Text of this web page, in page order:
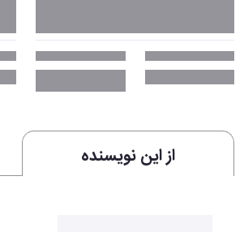
از این نویسنده